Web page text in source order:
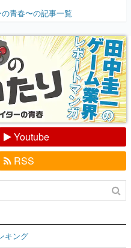
の快男児・松山 洋に流れる血は
プ』色だった【若ゲのいた
青春〜の記事一覧
Youtube
RSS
キング